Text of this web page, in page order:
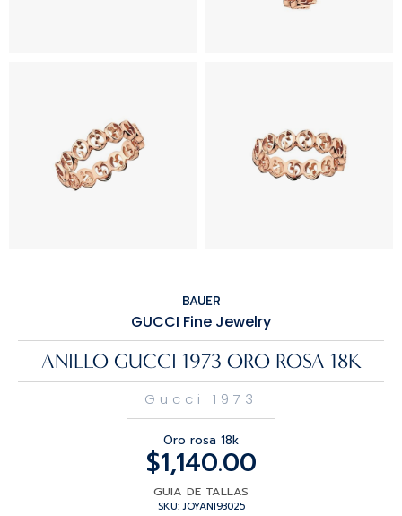
BAUER
GUCCI Fine Jewelry
ANILLO GUCCI 1973 ORO ROSA 18K
Gucci 1973
Oro rosa 18k
$1,140.00
GUIA DE TALLAS
SKU: JOYANI93025